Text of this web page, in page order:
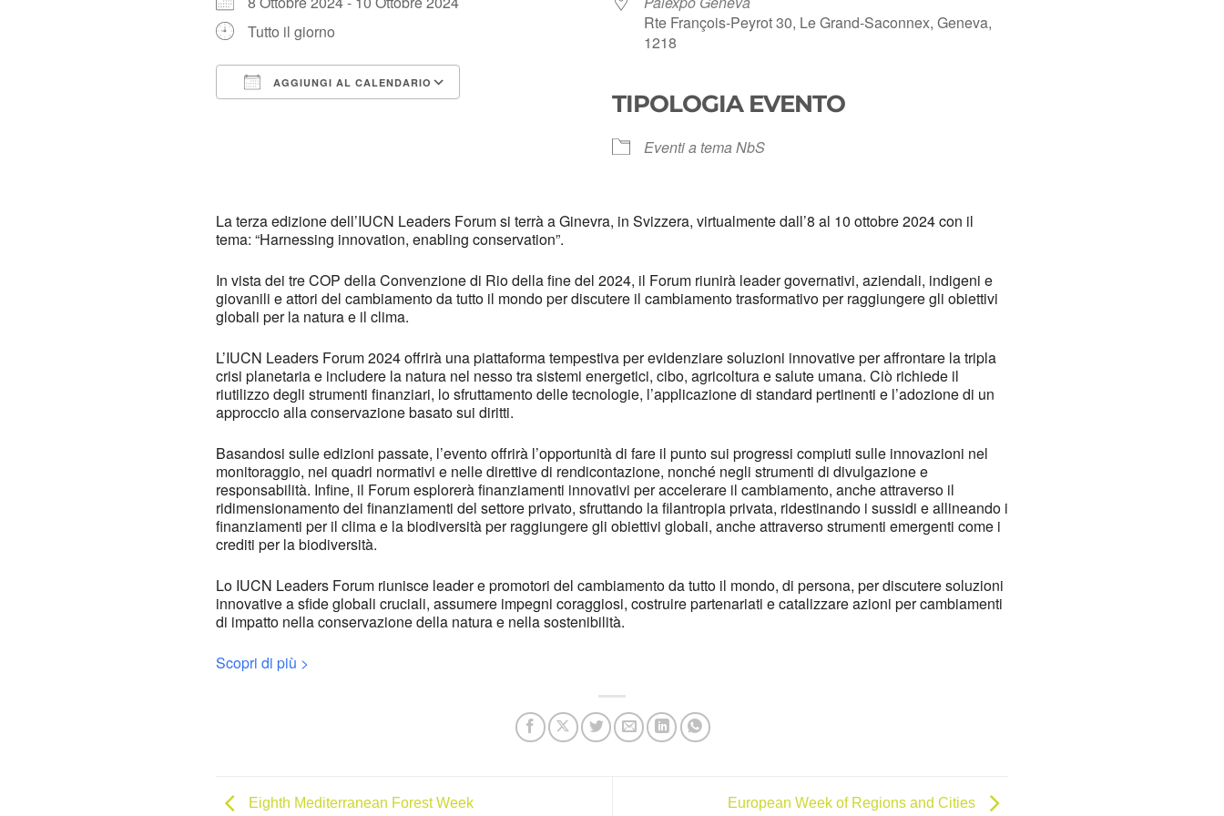
Tutto il giorno
AGGIUNGI AL CALENDARIO
iCalendar
Rte François-Peyrot 30, Le Grand-Saconnex, Geneva,
1218
TIPOLOGIA EVENTO
Eventi a tema NbS
La terza edizione dell’IUCN Leaders Forum si terrà a Ginevra, in Svizzera, virtualmente dall’8 al 10 ottobre 2024 con il
tema: “Harnessing innovation, enabling conservation”.
In vista dei tre COP della Convenzione di Rio della fine del 2024, il Forum riunirà leader governativi, aziendali, indigeni e
giovanili e attori del cambiamento da tutto il mondo per discutere il cambiamento trasformativo per raggiungere gli obiettivi
globali per la natura e il clima.
L’IUCN Leaders Forum 2024 offrirà una piattaforma tempestiva per evidenziare soluzioni innovative per affrontare la tripla
crisi planetaria e includere la natura nel nesso tra sistemi energetici, cibo, agricoltura e salute umana. Ciò richiede il
riutilizzo degli strumenti finanziari, lo sfruttamento delle tecnologie, l’applicazione di standard pertinenti e l’adozione di un
approccio alla conservazione basato sui diritti.
Basandosi sulle edizioni passate, l’evento offrirà l’opportunità di fare il punto sui progressi compiuti sulle innovazioni nel
monitoraggio, nei quadri normativi e nelle direttive di rendicontazione, nonché negli strumenti di divulgazione e
responsabilità. Infine, il Forum esplorerà finanziamenti innovativi per accelerare il cambiamento, anche attraverso il
ridimensionamento dei finanziamenti del settore privato, sfruttando la filantropia privata, ridestinando i sussidi e allineando i
finanziamenti per il clima e la biodiversità per raggiungere gli obiettivi globali, anche attraverso strumenti emergenti come i
crediti per la biodiversità.
Lo IUCN Leaders Forum riunisce leader e promotori del cambiamento da tutto il mondo, di persona, per discutere soluzioni
innovative a sfide globali cruciali, assumere impegni coraggiosi, costruire partenariati e catalizzare azioni per cambiamenti
di impatto nella conservazione della natura e nella sostenibilità.
Scopri di più >
Eighth Mediterranean Forest Week European Week of Regions and Cities